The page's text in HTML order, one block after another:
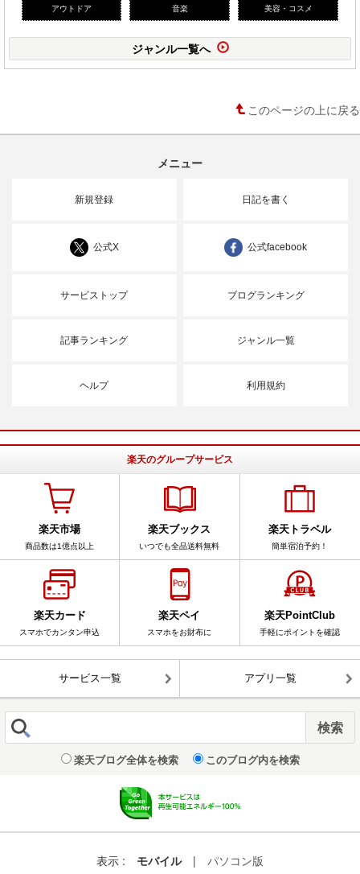
アウトドア 音楽 美容・コスメ
ジャンル一覧へ
このページの上に戻る
メニュー
新規登録 日記を書く
公式X 公式facebook
サービストップ ブログランキング
記事ランキング ジャンル一覧
ヘルプ 利用規約
楽天のグループサービス
楽天市場
商品数は1億点以上
楽天ブックス
いつでも全品送料無料
楽天トラベル
簡単宿泊予約！
楽天カード
スマホでカンタン申込
楽天ペイ
スマホをお財布に
楽天PointClub
手軽にポイントを確認
サービス一覧 アプリ一覧
楽天ブログ全体を検索 このブログ内を検索
表示 : モバイル | パソコン版